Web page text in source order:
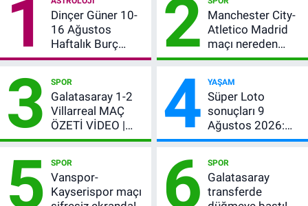
1
Dinçer Güner 10-
16 Ağustos
Haftalık Burç
Yorumları: Bu
Para, Aşk ve Karar
Zamanı
2 Manchester City-
Atletico Madrid
maçı nereden
izlenir?
3 SPOR
Galatasaray 1-2
Villarreal MAÇ
ÖZETİ VİDEO |
Osimhen attı,
provada kaybetti
4 YAŞAM
Süper Loto
sonuçları 9
Ağustos 2026:
Kazanan
5 SPOR
Vanspor-
Kayserispor maçı
6 SPOR
Galatasaray
transferde